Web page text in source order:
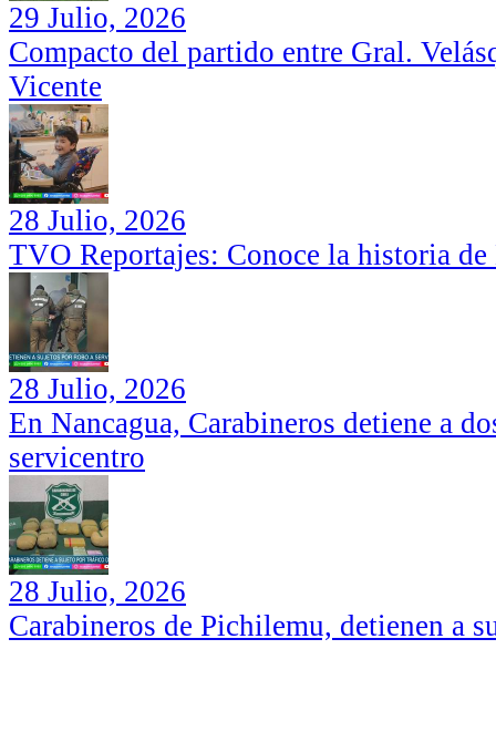
29 Julio, 2026
Compacto del partido entre Gral.
Vicente
28 Julio, 2026
TVO Reportajes: Conoce la historia
28 Julio, 2026
En Nancagua, Carabineros detiene a
servicentro
28 Julio, 2026
Carabineros de Pichilemu, detienen a